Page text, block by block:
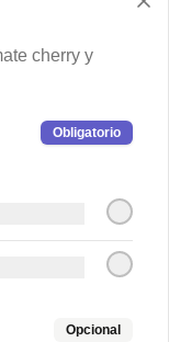
cherry y
Obligatorio
Opcional